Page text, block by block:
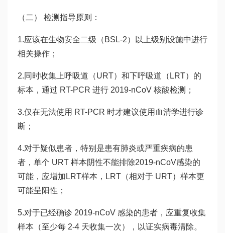
（二） 检测指导原则：
1.应该在生物安全二级（BSL-2）以上级别设施中进行
相关操作；
2.同时收集上呼吸道（URT）和下呼吸道（LRT）的
标本，通过 RT-PCR 进行 2019-nCoV 核酸检测；
3.仅在无法使用 RT-PCR 时才建议使用血清学进行诊
断；
4.对于疑似患者，特别是患有肺炎或严重疾病的患
者，单个 URT 样本阴性不能排除2019-nCoV感染的
可能，应增加LRT样本，LRT（相对于 URT）样本更
可能呈阳性；
5.对于已经确诊 2019-nCoV 感染的患者，应重复收集
样本（至少每 2-4 天收集一次），以证实病毒清除。